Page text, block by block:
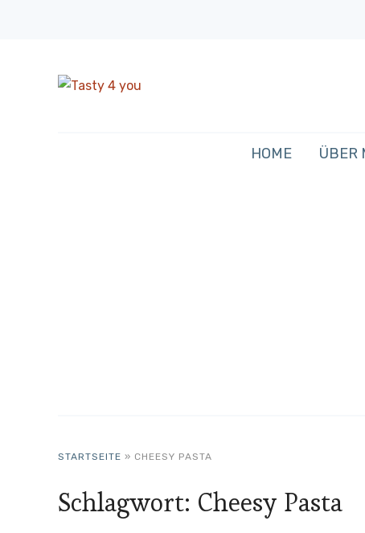
HOME ÜBER
STARTSEITE » CHEESY PASTA
Schlagwort: Cheesy Pasta